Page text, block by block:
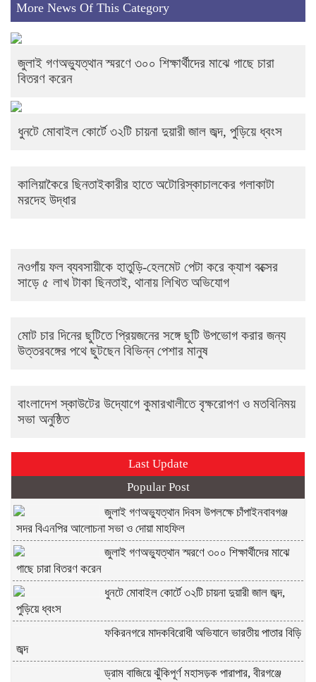
More News Of This Category
জুলাই গণঅভ্যুত্থান স্মরণে ৩০০ শিক্ষার্থীদের মাঝে গাছে চারা
বিতরণ করেন
ধুনটে মোবাইল কোর্টে ৩২টি চায়না দুয়ারী জাল জব্দ, পুড়িয়ে ধ্বংস
কালিয়াকৈরে ছিনতাইকারীর হাতে অটোরিস্কাচালকের গলাকাটা
মরদেহ উদ্ধার
নওগাঁয় ফল ব্যবসায়ীকে হাতুড়ি-হেলমেট পেটা করে ক্যাশ বক্সের
সাড়ে ৫ লাখ টাকা ছিনতাই, থানায় লিখিত অভিযোগ
মোট চার দিনের ছুটিতে প্রিয়জনের সঙ্গে ছুটি উপভোগ করার জন্য
উত্তরবঙ্গের পথে ছুটছেন বিভিন্ন পেশার মানুষ
বাংলাদেশ স্কাউটের উদ্যোগে কুমারখালীতে বৃক্ষরোপণ ও মতবিনিময়
সভা অনুষ্ঠিত
Last Update
Popular Post
জুলাই গণঅভ্যুত্থান দিবস উপলক্ষে চাঁপাইনবাবগঞ্জ
সদর বিএনপির আলোচনা সভা ও দোয়া মাহফিল
জুলাই গণঅভ্যুত্থান স্মরণে ৩০০ শিক্ষার্থীদের মাঝে
গাছে চারা বিতরণ করেন
ধুনটে মোবাইল কোর্টে ৩২টি চায়না দুয়ারী জাল জব্দ,
পুড়িয়ে ধ্বংস
ফকিরনগরে মাদকবিরোধী অভিযানে ভারতীয় পাতার বিড়ি
জব্দ
ড্রাম বাজিয়ে ঝুঁকিপূর্ণ মহাসড়ক পারাপার, বীরগঞ্জে